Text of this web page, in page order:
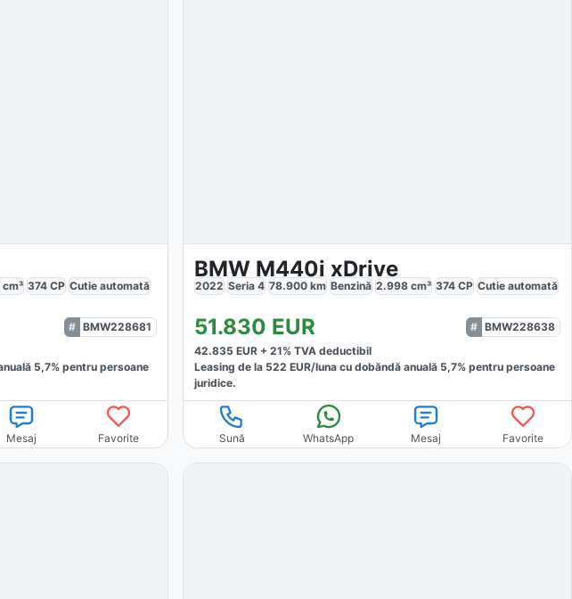
cm³ 374 CP Cutieautomată
BMW228681
5,7% pentru persoane
Mesaj Favorite
BMW M440i xDrive
2022 Seria 4 78.900km Benzină 2.998cm³ 374CP Cutie automată
51.830 EUR
BMW228638
42.835 EUR + 21% TVA deductibil
Leasing de la 522 EUR/lunacu dobăndă anuală 5,7% pentru persoane
juridice.
Sună WhatsApp Mesaj Favorite